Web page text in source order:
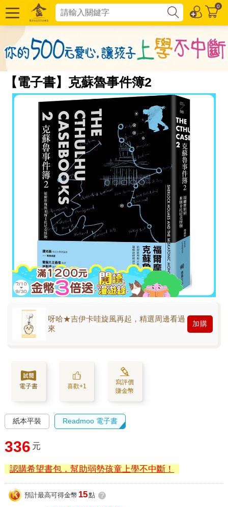
0
【電子書】克蘇魯事件簿2
呀哈★吉伊卡哇旋風再起，精選周邊看過
來
加購
電子書 喜歡+1
寫評價
賺金幣
紙本平裝 Readmoo 電子書
336 元
認購希望書包，幫助弱勢孩童上學不中斷！
預計最高可得金幣 15點 ?